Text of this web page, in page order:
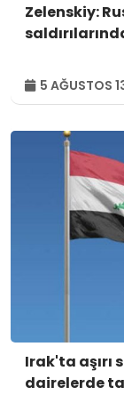
Zelenskiy:
5 AĞUSTOS
Irak'ta aşırı
dairelerde